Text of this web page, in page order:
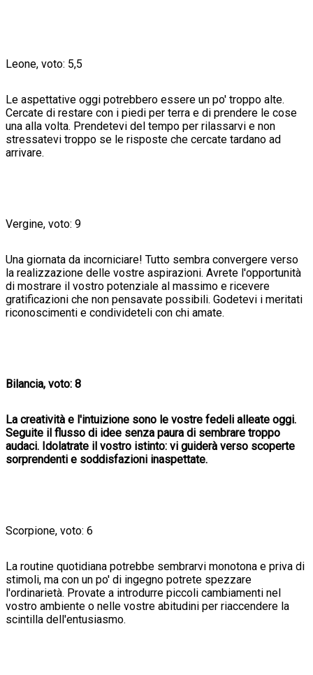
Leone, voto: 5,5
Le aspettative oggi potrebbero essere un po' troppo alte.
Cercate di restare con i piedi per terra e di prendere le cose
una alla volta. Prendetevi del tempo per rilassarvi e non
stressatevi troppo se le risposte che cercate tardano ad
arrivare.
Vergine, voto: 9
Una giornata da incorniciare! Tutto sembra convergere verso
la realizzazione delle vostre aspirazioni. Avrete l'opportunità
di mostrare il vostro potenziale al massimo e ricevere
gratificazioni che non pensavate possibili. Godetevi i meritati
riconoscimenti e condivideteli con chi amate.
Bilancia, voto: 8
La creatività e l'intuizione sono le vostre fedeli alleate oggi.
Seguite il flusso di idee senza paura di sembrare troppo
audaci. Idolatrate il vostro istinto: vi guiderà verso scoperte
sorprendenti e soddisfazioni inaspettate.
Scorpione, voto: 6
La routine quotidiana potrebbe sembrarvi monotona e priva di
stimoli, ma con un po' di ingegno potrete spezzare
l'ordinarietà. Provate a introdurre piccoli cambiamenti nel
vostro ambiente o nelle vostre abitudini per riaccendere la
scintilla dell'entusiasmo.